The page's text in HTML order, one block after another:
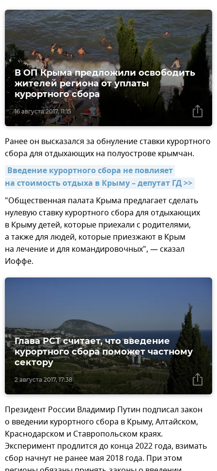
16 августа 2017, 11:15
В ОП Крыма предложили освободить
жителей региона от уплаты
курортного сбора
Ранее он высказался за обнуление ставки курортного
сбора для отдыхающих на полуострове крымчан.
Введение курортного сбора не повлияет
на стоимость отдыха в Крыму – депутат ГД >>
"Общественная палата Крыма предлагает сделать
нулевую ставку курортного сбора для отдыхающих
в Крыму детей, которые приехали с родителями,
а также для людей, которые приезжают в Крым
на лечение и для командировочных", — сказал
Иоффе.
2 августа 2017, 17:38
Глава РСТ считает, что введение
курортного сбора поможет частному
сектору
Президент России Владимир Путин подписал закон
о введении курортного сбора в Крыму, Алтайском,
Краснодарском и Ставропольском краях.
Эксперимент продлится до конца 2022 года, взимать
сбор начнут не ранее мая 2018 года. При этом